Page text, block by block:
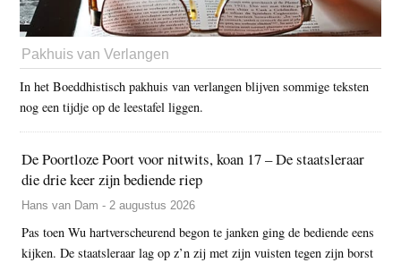
Pakhuis van Verlangen
In het Boeddhistisch pakhuis van verlangen blijven sommige teksten
nog een tijdje op de leestafel liggen.
De Poortloze Poort voor nitwits, koan 17 – De staatsleraar
die drie keer zijn bediende riep
Hans van Dam - 2 augustus 2026
Pas toen Wu hartverscheurend begon te janken ging de bediende eens
kijken. De staatsleraar lag op z’n zij met zijn vuisten tegen zijn borst